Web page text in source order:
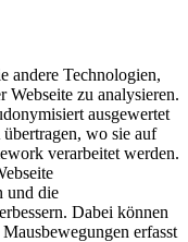
andere Technologien,
Webseite zu analysieren.
ausgewertet
wo sie auf
verarbeitet werden.
und die
Dabei können
erfasst